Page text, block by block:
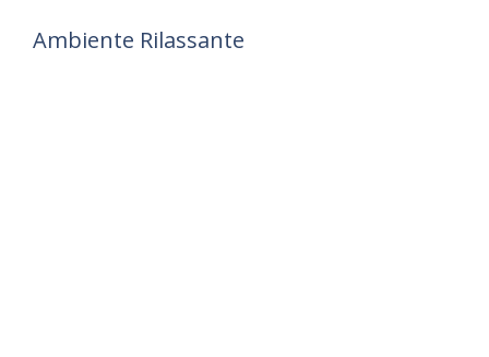
Ambiente Rilassante